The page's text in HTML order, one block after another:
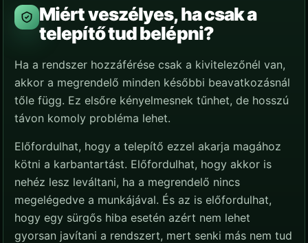
Miért veszélyes, ha csak a
telepítő tud belépni?
Ha a rendszer hozzáférése csak a kivitelezőnél van,
akkor a megrendelő minden későbbi beavatkozásnál
tőle függ. Ez elsőre kényelmesnek tűnhet, de hosszú
távon komoly probléma lehet.
Előfordulhat, hogy a telepítő ezzel akarja magához
kötni a karbantartást. Előfordulhat, hogy akkor is
nehéz lesz leváltani, ha a megrendelő nincs
megelégedve a munkájával. És az is előfordulhat,
hogy egy sürgős hiba esetén azért nem lehet
gyorsan javítani a rendszert, mert senki más nem tud